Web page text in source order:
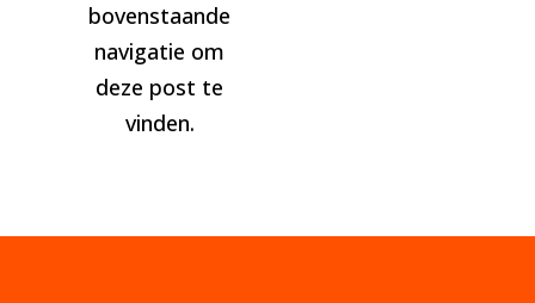
bovenstaande
navigatie om
deze post te
vinden.